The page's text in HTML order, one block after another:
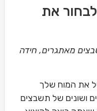
את
מאתגרים, חידה
את המוח שלך
ושונים של תשבצים